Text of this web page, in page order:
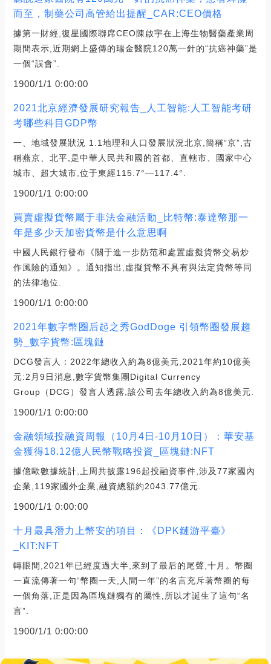
而至，制藥公司高管給出提醒_CAR:CEO價格
據第一財經,復星國際聯席CEO陳啟宇在上海生物醫藥產業周
期間表示,近期網上盛傳的瑞金醫院120萬一針的“抗癌神藥”是
一個“誤會”.
1900/1/1 0:00:00
2021北京經濟發展研究報告_人工智能:人工智能考研
考哪些科目GDP幣
一、地域發展狀況 1.1地理和人口發展狀況北京,簡稱“京”,古
稱燕京、北平,是中華人民共和國的首都、直轄市、國家中心
城市、超大城市,位于東經115.7°—117.4°.
1900/1/1 0:00:00
買賣虛擬貨幣屬于非法金融活動_比特幣:泰達幣那一
年是多少天加密貨幣是什么意思啊
中國人民銀行發布《關于進一步防范和處置虛擬貨幣交易炒
作風險的通知》。通知指出,虛擬貨幣不具有與法定貨幣等同
的法律地位.
1900/1/1 0:00:00
2021年數字幣圈后起之秀GodDoge 引領幣圈發展趨
勢_數字貨幣:區塊鏈
DCG發言人：2022年總收入約為8億美元,2021年約10億美
元:2月9日消息,數字貨幣集團Digital Currency
Group（DCG）發言人透露,該公司去年總收入約為8億美元.
1900/1/1 0:00:00
金融領域投融資周報（10月4日-10月10日）：華安基
金獲得18.12億人民幣戰略投資_區塊鏈:NFT
據億歐數據統計,上周共披露196起投融資事件,涉及77家國內
企業,119家國外企業,融資總額約2043.77億元.
1900/1/1 0:00:00
十月最具潛力上幣安的項目：《DPK鏈游平臺》
_KIT:NFT
轉眼間,2021年已經度過大半,來到了最后的尾聲,十月。幣圈
一直流傳著一句“幣圈一天,人間一年”的名言充斥著幣圈的每
一個角落,正是因為區塊鏈獨有的屬性,所以才誕生了這句“名
言”.
1900/1/1 0:00:00